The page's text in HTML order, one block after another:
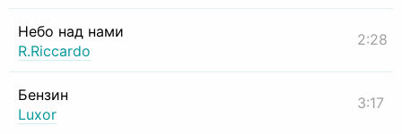
Небо над нами
R.Riccardo
2:28
Бензин
Luxor
3:17